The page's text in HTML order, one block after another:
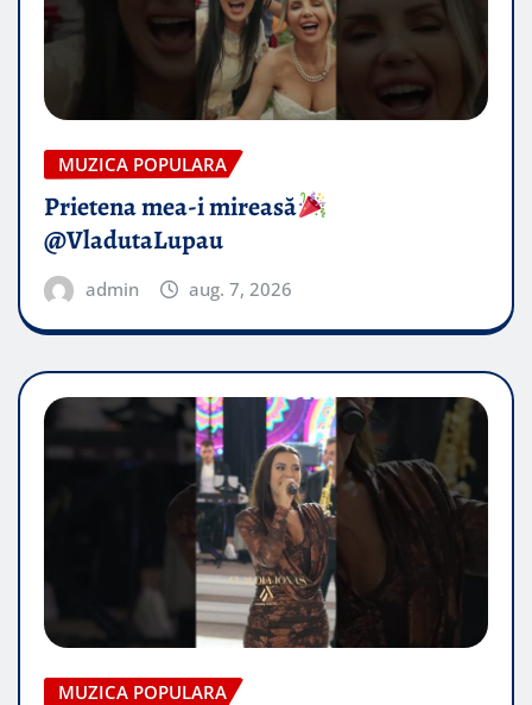
MUZICA POPULARA
Prietena mea-i mireasă​
@VladutaLupau
admin aug. 7, 2026
MUZICA POPULARA